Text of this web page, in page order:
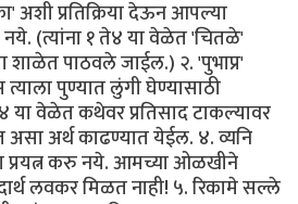
अशी प्रतिक्रिया देऊन आपल्या
(त्यांना १ ते४ या वेळेत 'चितळे'
शाळेत पाठवले जाईल.) २. 'पुभाप्र'
पुण्यात लुंगी घेण्यासाठी
या वेळेत कथेवर प्रतिसाद टाकल्यावर
अर्थ काढण्यात येईल. ४. व्यनि
करु नये. आमच्या ओळखीने
लवकर मिळत नाही! ५. रिकामे सल्ले